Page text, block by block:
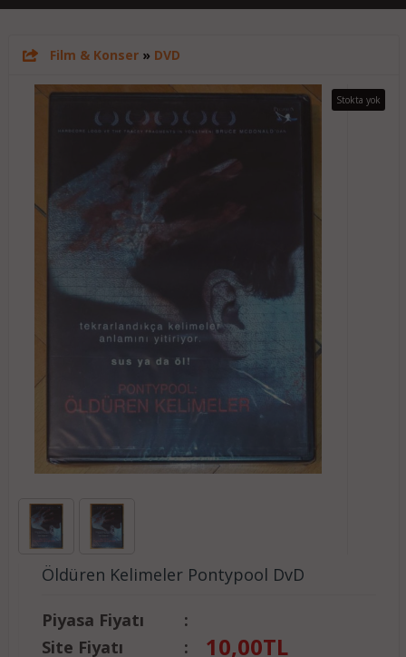
Film & Konser» DVD
Stokta yok
Öldüren Kelimeler Pontypool DvD
Piyasa Fiyatı
:
Site Fiyatı
: 10,00TL